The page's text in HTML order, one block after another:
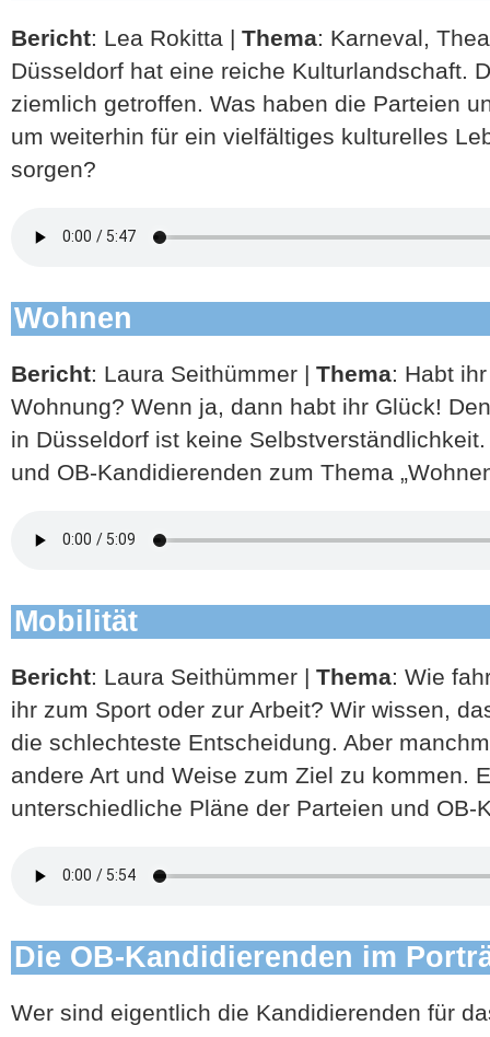
Bericht: Lea Rokitta | Thema: Karneval,
Düsseldorf hat eine reiche Kulturlandschaft.
ziemlich getroffen. Was haben die Parteien
um weiterhin für ein vielfältiges kulturelles
sorgen?
Wohnen
Bericht: Laura Seithümmer | Thema: Habt
Wohnung? Wenn ja, dann habt ihr Glück!
in Düsseldorf ist keine
und OB-Kandidierenden zum Thema
Mobilität
Bericht: Laura Seithümmer | Thema: Wie
ihr zum Sport oder zur Arbeit? Wir wissen,
die schlechteste Entscheidung. Aber
andere Art und Weise zum Ziel zu kommen.
unterschiedliche Pläne der Parteien und OB-
Die OB-Kandidierenden im
Wer sind eigentlich die Kandidierenden für